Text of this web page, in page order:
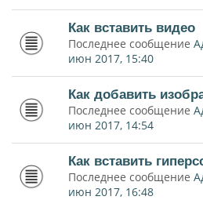
Как вставить видео
Последнее сообщение
июн 2017, 15:40
Как добавить
Последнее сообщение
июн 2017, 14:54
Как вставить
Последнее сообщение
июн 2017, 16:48